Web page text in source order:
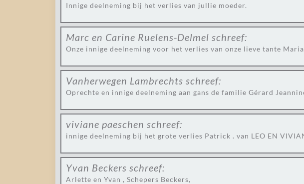
Innige deelneming bij het verlies van jullie moeder.
Marc en Carine Ruelens-Delmel schreef:
Onze innige deelneming voor het verlies van onze lieve tante
Vanherwegen Lambrechts schreef:
Oprechte en innige deelneming aan gans de familie Gérard
viviane paeschen schreef:
innige deelneming bij het grote verlies Patrick . van LEO EN
Yvan Beckers schreef:
Arlette en Yvan , Schepers Beckers,